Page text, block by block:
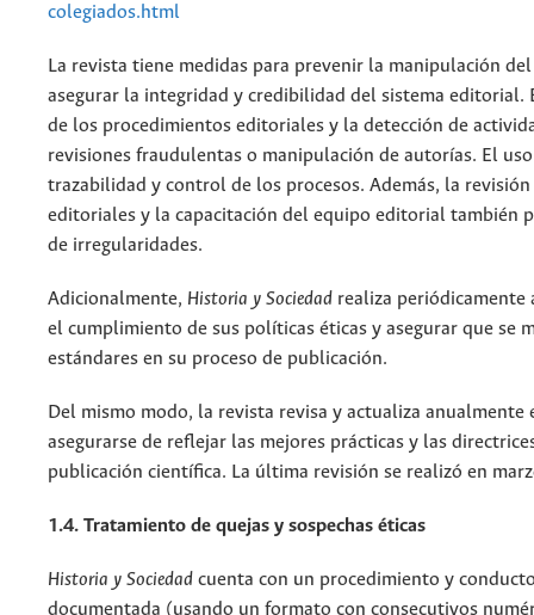
colegiados.html
La revista tiene medidas para prevenir la manipulación
asegurar la integridad y credibilidad del sistema editorial.
de los procedimientos editoriales y la detección de
revisiones fraudulentas o manipulación de autorías. El
trazabilidad y control de los procesos. Además, la
editoriales y la capacitación del equipo editorial también
de irregularidades.
Adicionalmente, Historia y Sociedad realiza
el cumplimiento de sus políticas éticas y asegurar que se
estándares en su proceso de publicación.
Del mismo modo, la revista revisa y actualiza anualmente
asegurarse de reflejar las mejores prácticas y las
publicación científica. La última revisión se realizó en
1.4. Tratamiento de quejas y sospechas éticas
Historia y Sociedad cuenta con un procedimiento y
documentada (usando un formato con consecutivos